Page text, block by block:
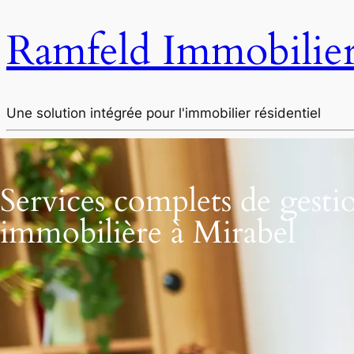
Ramfeld
Une solution intégrée pour l'immobilier résidentiel
Services complets de
immobilière à Mirabel